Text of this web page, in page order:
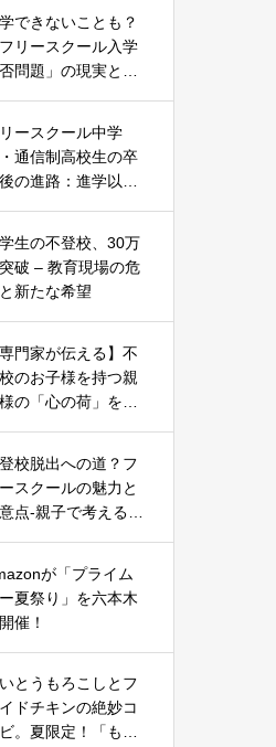
できないことも？
フリースクール入学
問題」の現実とそ
ースクール中学
通信制高校生の卒
の進路：進学以外
生の不登校、30万
破 – 教育現場の危
新たな希望
専門家が伝える】不
のお子様を持つ親
の「心の荷」を軽
校脱出への道？フ
スクールの魅力と
点-親子で考える新
が「プライム
夏祭り」を六本木
催！
とうもろこしとフ
ドチキンの絶妙コ
。夏限定！「もろ